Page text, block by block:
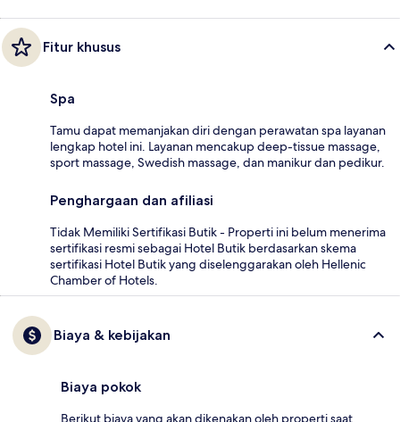
Fitur khusus
Spa
Tamu dapat memanjakan diri dengan perawatan spa layanan
lengkap hotel ini. Layanan mencakup deep-tissue massage,
sport massage, Swedish massage, dan manikur dan pedikur.
Penghargaan dan afiliasi
Tidak Memiliki Sertifikasi Butik - Properti ini belum menerima
sertifikasi resmi sebagai Hotel Butik berdasarkan skema
sertifikasi Hotel Butik yang diselenggarakan oleh Hellenic
Chamber of Hotels.
Biaya & kebijakan
Biaya pokok
Berikut biaya yang akan dikenakan oleh properti saat